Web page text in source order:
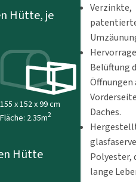
Hütte, je
155 x 152 x 99 cm
Fläche: 2.35m2
Hütte
Verzinkte,
Belüftung
Öffnungen
Daches.
Polyester,
lange